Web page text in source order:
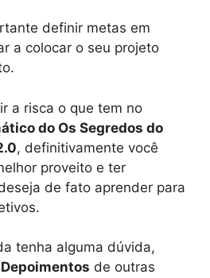
definir metas em
a colocar o seu projeto
a risca o que tem no
do Os Segredos do
, definitivamente você
proveito e ter
de fato aprender para
tenha alguma dúvida,
Depoimentos de outras